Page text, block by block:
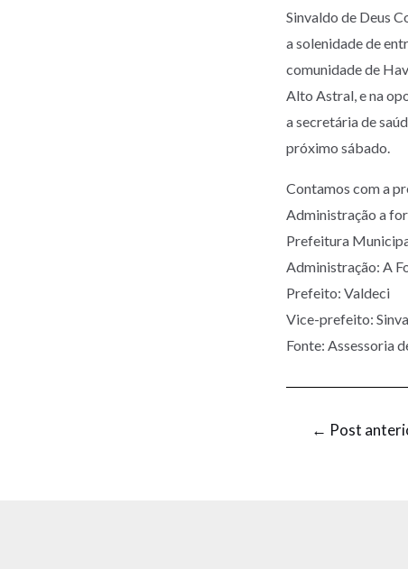
Sinvaldo de Deus
a solenidade de
comunidade de
Alto Astral, e na
a secretária de
próximo sábado.
Contamos com a
Administração a
Prefeitura
Administração: A
Prefeito: Valdeci
Vice-prefeito:
Fonte: Assessoria
← Post